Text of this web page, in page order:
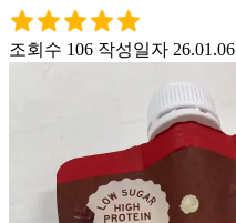
조회수 106 작성일자 26.01.06